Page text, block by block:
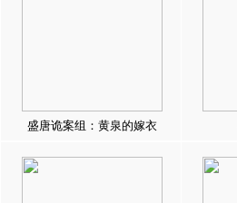
盛唐诡案组：黄泉的嫁衣